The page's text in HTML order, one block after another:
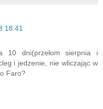
18:41
10 dni(przełom sierpnia i
i jedzenie, nie wliczając w
Faro?